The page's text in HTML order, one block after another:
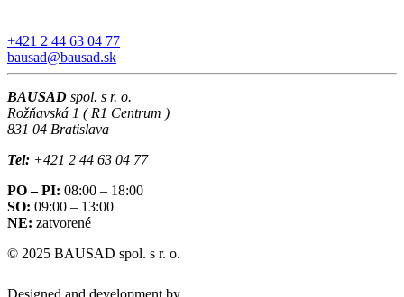
+421 2 44 63 04 77
bausad@bausad.sk
BAUSAD spol. s r. o.
Rožňavská 1 ( R1 Centrum )
831 04 Bratislava
Tel: +421 2 44 63 04 77
PO – PI: 08:00 – 18:00
SO: 09:00 – 13:00
NE: zatvorené
© 2025 BAUSAD spol. s r. o.